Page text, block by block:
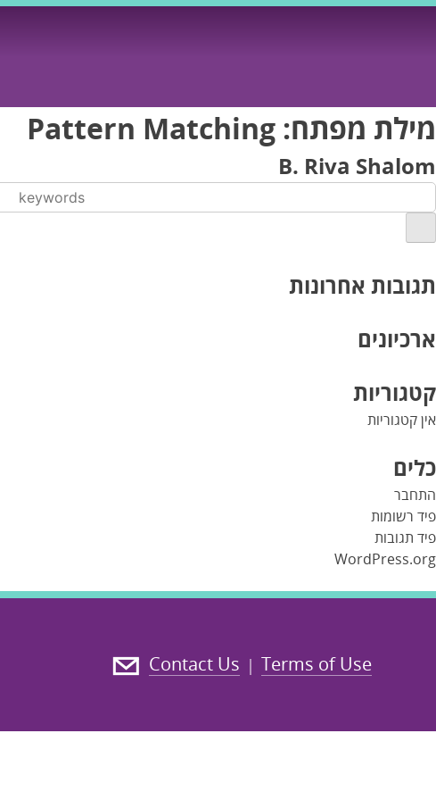
Skip
מילת מפתח: Pattern Matching
B. Riva Shalom
תגובות אחרונות
ארכיונים
קטגוריות
אין קטגוריות
כלים
התחבר
פיד רשומות
פיד תגובות
WordPress.org
Terms of Use
|
Contact Us